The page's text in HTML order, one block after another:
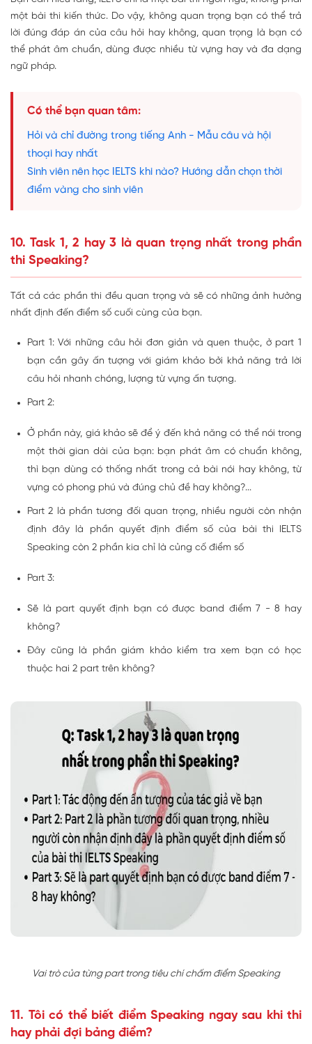
một bài thi kiến thức. Do vậy, không quan trọng bạn có thể trả
lời đúng đáp án của câu hỏi hay không, quan trọng là bạn có
thể phát âm chuẩn, dùng được nhiều từ vựng hay và đa dạng
ngữ pháp.
Có thể bạn quan tâm:
Hỏi và chỉ đường trong tiếng Anh - Mẫu câu và hội
thoại hay nhất
Sinh viên nên học IELTS khi nào? Hướng dẫn chọn thời
điểm vàng cho sinh viên
10. Task 1, 2 hay 3 là quan trọng nhất trong phần
thi Speaking?
Tất cả các phần thi đều quan trọng và sẽ có những ảnh hưởng
nhất định đến điểm số cuối cùng của bạn.
Part 1: Với những câu hỏi đơn giản và quen thuộc, ở part 1
bạn cần gây ấn tượng với giám khảo bởi khả năng trả lời
câu hỏi nhanh chóng, lượng từ vựng ấn tượng.
Part 2:
Ở phần này, giá khảo sẽ để ý đến khả năng có thể nói trong
một thời gian dài của bạn: bạn phát âm có chuẩn không,
thì bạn dùng có thống nhất trong cả bài nói hay không, từ
vựng có phong phú và đúng chủ đề hay không?...
Part 2 là phần tương đối quan trọng, nhiều người còn nhận
định đây là phần quyết định điểm số của bài thi IELTS
Speaking còn 2 phần kia chỉ là củng cố điểm số
Part 3:
Sẽ là part quyết định bạn có được band điểm 7 - 8 hay
không?
Đây cũng là phần giám khảo kiểm tra xem bạn có học
thuộc hai 2 part trên không?
Vai trò của từng part trong tiêu chí chấm điểm Speaking
11. Tôi có thể biết điểm Speaking ngay sau khi thi
hay phải đợi bảng điểm?